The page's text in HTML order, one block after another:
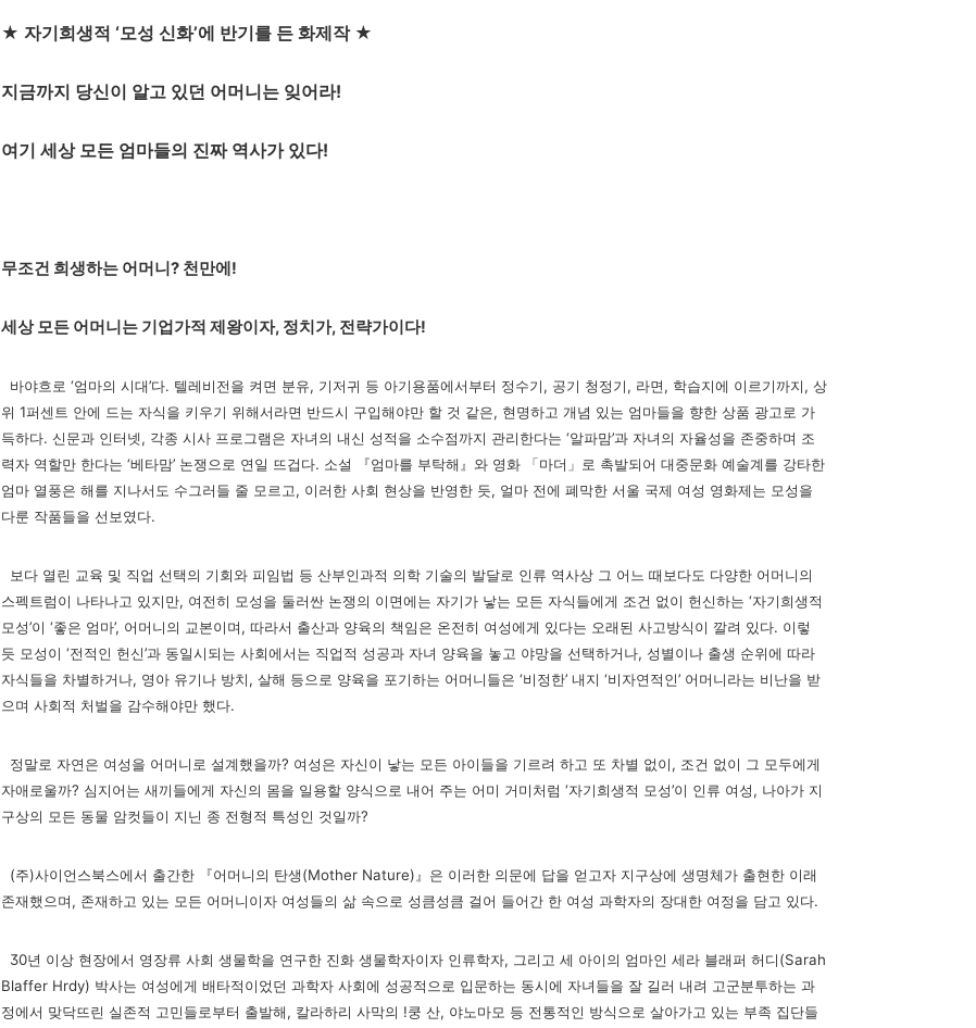
★ 자기희생적 ‘모성 신화’에 반기를 든 화제작 ★
지금까지 당신이 알고 있던 어머니는 잊어라!
여기 세상 모든 엄마들의 진짜 역사가 있다!
무조건 희생하는 어머니? 천만에!
세상 모든 어머니는 기업가적 제왕이자, 정치가, 전략가이다!
바야흐로 ‘엄마의 시대’다. 텔레비전을 켜면 분유, 기저귀 등 아기용품에서부터 정수기, 공기 청정기, 라면, 학습지에 이르기까지, 상
위 1퍼센트 안에 드는 자식을 키우기 위해서라면 반드시 구입해야만 할 것 같은, 현명하고 개념 있는 엄마들을 향한 상품 광고로 가
득하다. 신문과 인터넷, 각종 시사 프로그램은 자녀의 내신 성적을 소수점까지 관리한다는 ‘알파맘’과 자녀의 자율성을 존중하며 조
력자 역할만 한다는 ‘베타맘’ 논쟁으로 연일 뜨겁다. 소설 『엄마를 부탁해』와 영화 「마더」로 촉발되어 대중문화 예술계를 강타한
엄마 열풍은 해를 지나서도 수그러들 줄 모르고, 이러한 사회 현상을 반영한 듯, 얼마 전에 폐막한 서울 국제 여성 영화제는 모성을
다룬 작품들을 선보였다.
보다 열린 교육 및 직업 선택의 기회와 피임법 등 산부인과적 의학 기술의 발달로 인류 역사상 그 어느 때보다도 다양한 어머니의
스펙트럼이 나타나고 있지만, 여전히 모성을 둘러싼 논쟁의 이면에는 자기가 낳는 모든 자식들에게 조건 없이 헌신하는 ‘자기희생적
모성’이 ‘좋은 엄마’, 어머니의 교본이며, 따라서 출산과 양육의 책임은 온전히 여성에게 있다는 오래된 사고방식이 깔려 있다. 이렇
듯 모성이 ‘전적인 헌신’과 동일시되는 사회에서는 직업적 성공과 자녀 양육을 놓고 야망을 선택하거나, 성별이나 출생 순위에 따라
자식들을 차별하거나, 영아 유기나 방치, 살해 등으로 양육을 포기하는 어머니들은 ‘비정한’ 내지 ‘비자연적인’ 어머니라는 비난을 받
으며 사회적 처벌을 감수해야만 했다.
정말로 자연은 여성을 어머니로 설계했을까? 여성은 자신이 낳는 모든 아이들을 기르려 하고 또 차별 없이, 조건 없이 그 모두에게
자애로울까? 심지어는 새끼들에게 자신의 몸을 일용할 양식으로 내어 주는 어미 거미처럼 ‘자기희생적 모성’이 인류 여성, 나아가 지
구상의 모든 동물 암컷들이 지닌 종 전형적 특성인 것일까?
(주)사이언스북스에서 출간한 『어머니의 탄생(Mother Nature)』은 이러한 의문에 답을 얻고자 지구상에 생명체가 출현한 이래
존재했으며, 존재하고 있는 모든 어머니이자 여성들의 삶 속으로 성큼성큼 걸어 들어간 한 여성 과학자의 장대한 여정을 담고 있다.
30년 이상 현장에서 영장류 사회 생물학을 연구한 진화 생물학자이자 인류학자, 그리고 세 아이의 엄마인 세라 블래퍼 허디(Sarah
Blaffer Hrdy) 박사는 여성에게 배타적이었던 과학자 사회에 성공적으로 입문하는 동시에 자녀들을 잘 길러 내려 고군분투하는 과
정에서 맞닥뜨린 실존적 고민들로부터 출발해, 칼라하리 사막의 !쿵 산, 야노마모 등 전통적인 방식으로 살아가고 있는 부족 집단들